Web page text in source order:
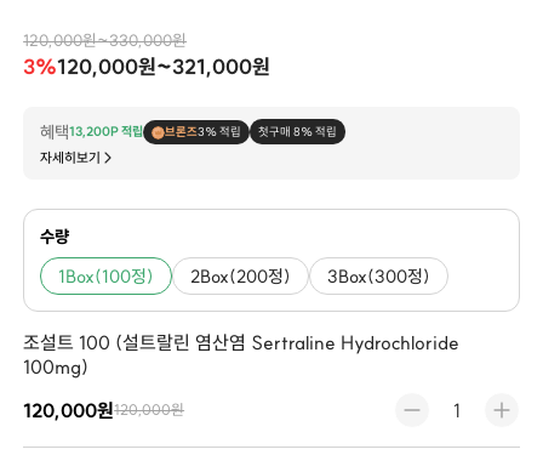
120,000원~330,000원
3%120,000원~321,000원
혜택13,200P 적립 브론즈3% 적립 첫구매 8% 적립
자세히보기
수량
1Box(100정) 2Box(200정) 3Box(300정)
조설트 100 (설트랄린 염산염 Sertraline Hydrochloride
100mg)
120,000원120,000원